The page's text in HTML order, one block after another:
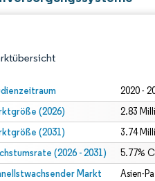
2020 -
(2026) 2.83
(2031) 3.74
(2026 - 2031) 5.77%
Markt Asien-